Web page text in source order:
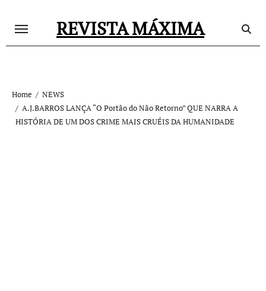
REVISTA MÁXIMA
Home
NEWS
A.J.BARROS LANÇA “O Portão do Não Retorno” QUE NARRA A
HISTÓRIA DE UM DOS CRIME MAIS CRUÉIS DA HUMANIDADE